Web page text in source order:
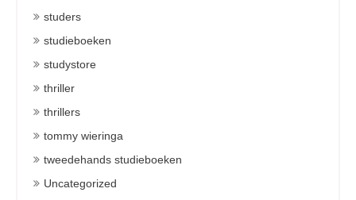
studers
studieboeken
studystore
thriller
thrillers
tommy wieringa
tweedehands studieboeken
Uncategorized